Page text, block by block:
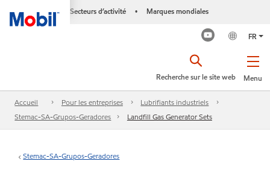
Secteurs d’activité • Marques mondiales
FR
Menu
Recherche sur le site web
Accueil Pour les entreprises
Lubrifiants industriels
Stemac-SA-Grupos-Geradores
Landfill Gas Generator Sets
Stemac-SA-Grupos-Geradores